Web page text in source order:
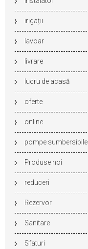
irigații
lavoar
livrare
lucru de acasă
oferte
online
pompe sumbersibile
Produse noi
reduceri
Rezervor
Sanitare
Sfaturi